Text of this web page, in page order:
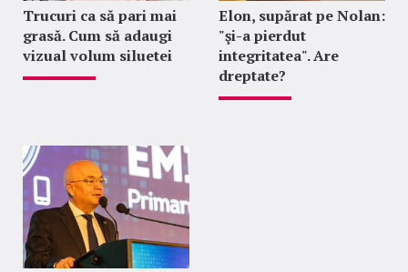
Trucuri ca să pari mai
grasă. Cum să adaugi
vizual volum siluetei
Elon, supărat pe Nolan:
"şi-a pierdut
integritatea". Are
dreptate?